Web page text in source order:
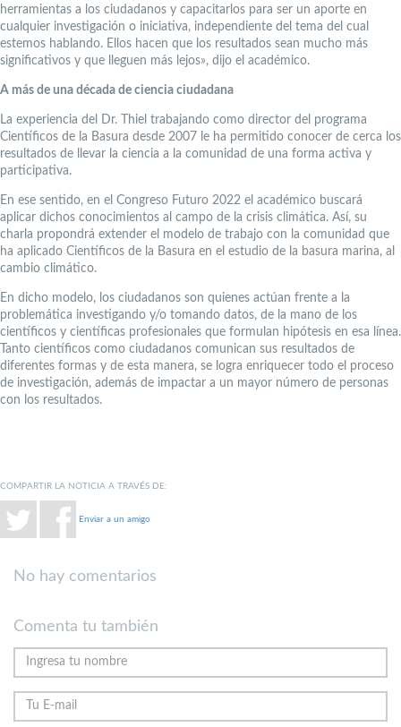
herramientas a los ciudadanos y capacitarlos para ser un aporte en
cualquier investigación o iniciativa, independiente del tema del cual
estemos hablando. Ellos hacen que los resultados sean mucho más
significativos y que lleguen más lejos», dijo el académico.
A más de una década de ciencia ciudadana
La experiencia del Dr. Thiel trabajando como director del programa
Científicos de la Basura desde 2007 le ha permitido conocer de cerca los
resultados de llevar la ciencia a la comunidad de una forma activa y
participativa.
En ese sentido, en el Congreso Futuro 2022 el académico buscará
aplicar dichos conocimientos al campo de la crisis climática. Así, su
charla propondrá extender el modelo de trabajo con la comunidad que
ha aplicado Científicos de la Basura en el estudio de la basura marina, al
cambio climático.
En dicho modelo, los ciudadanos son quienes actúan frente a la
problemática investigando y/o tomando datos, de la mano de los
científicos y científicas profesionales que formulan hipótesis en esa línea.
Tanto científicos como ciudadanos comunican sus resultados de
diferentes formas y de esta manera, se logra enriquecer todo el proceso
de investigación, además de impactar a un mayor número de personas
con los resultados.
COMPARTIR LA NOTICIA A TRAVÉS DE:
Enviar a un amigo
No hay comentarios
Comenta tu también